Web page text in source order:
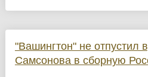
"Вашингтон" не отпустил
Самсонова в сборную